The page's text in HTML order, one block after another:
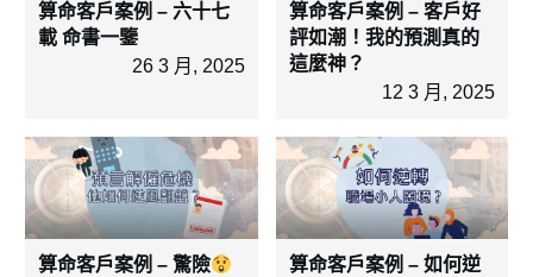
算命客戶案例 – 六十七
載 命書一鑒
26 3 月, 2025
算命客戶案例 – 客戶好
評如潮！我的預測真的
這麼神？
12 3 月, 2025
算命客戶案例 – 驚險
算命客戶案例 – 如何逆